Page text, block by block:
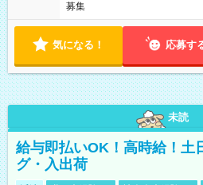
募集
気になる！ 応募す
未読
給与即払いOK！高時給！土
グ・入出荷